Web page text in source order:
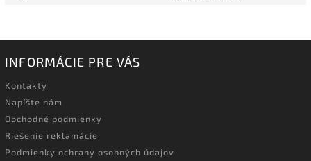
INFORMÁCIE PRE VÁS
Kontakty
Napíšte nám
Obchodné podmienky
Riešenie reklamácie
Podmienky ochrany osobných údajov